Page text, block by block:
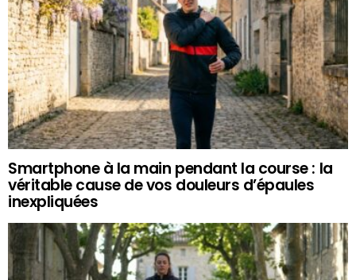
Smartphone à la main pendant la course : la
véritable cause de vos douleurs d’épaules
inexpliquées